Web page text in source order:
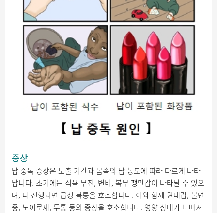
증상
납 중독 증상은 노출 기간과 몸속의 납 농도에 따라 다르게 나타
납니다. 초기에는 식욕 부진, 변비, 복부 팽만감이 나타날 수 있으
며, 더 진행되면 급성 복통을 호소합니다. 이와 함께 권태감, 불면
증, 노이로제, 두통 등의 증상을 호소합니다. 영양 상태가 나빠져